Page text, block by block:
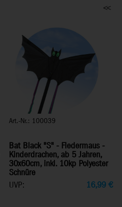
Art.-Nr.: 100039
Bat Black "S" - Fledermaus -
Kinderdrachen, ab 5 Jahren,
30x60cm, inkl. 10kp Polyester
Schnüre
UVP:
16,99€
<<